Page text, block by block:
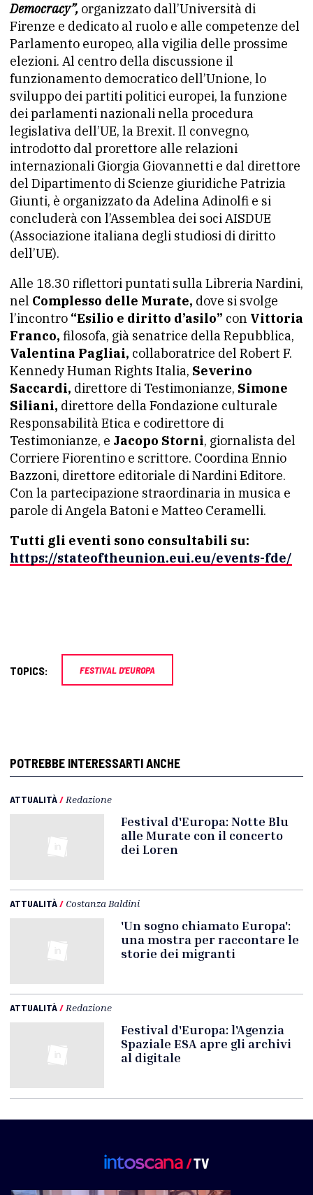
Democracy”, organizzato dall’Università di
Firenze e dedicato al ruolo e alle competenze del
Parlamento europeo, alla vigilia delle prossime
elezioni. Al centro della discussione il
funzionamento democratico dell’Unione, lo
sviluppo dei partiti politici europei, la funzione
dei parlamenti nazionali nella procedura
legislativa dell’UE, la Brexit. Il convegno,
introdotto dal prorettore alle relazioni
internazionali Giorgia Giovannetti e dal direttore
del Dipartimento di Scienze giuridiche Patrizia
Giunti, è organizzato da Adelina Adinolfi e si
concluderà con l’Assemblea dei soci AISDUE
(Associazione italiana degli studiosi di diritto
dell’UE).
Alle 18.30 riflettori puntati sulla Libreria Nardini,
nel Complesso delle Murate, dove si svolge
l’incontro “Esilio e diritto d’asilo” con Vittoria
Franco, filosofa, già senatrice della Repubblica,
Valentina Pagliai, collaboratrice del Robert F.
Kennedy Human Rights Italia, Severino
Saccardi, direttore di Testimonianze, Simone
Siliani, direttore della Fondazione culturale
Responsabilità Etica e codirettore di
Testimonianze, e Jacopo Storni, giornalista del
Corriere Fiorentino e scrittore. Coordina Ennio
Bazzoni, direttore editoriale di Nardini Editore.
Con la partecipazione straordinaria in musica e
parole di Angela Batoni e Matteo Ceramelli.
Tutti gli eventi sono consultabili su:
https://stateoftheunion.eui.eu/events-fde/
TOPICS: FESTIVAL D'EUROPA
POTREBBE INTERESSARTI ANCHE
ATTUALITÀ/ Redazione
Festival d'Europa: Notte Blu
alle Murate con il concerto
dei Loren
ATTUALITÀ/ Costanza Baldini
'Un sogno chiamato Europa':
una mostra per raccontare le
storie dei migranti
ATTUALITÀ/ Redazione
Festival d'Europa: l'Agenzia
Spaziale ESA apre gli archivi
al digitale